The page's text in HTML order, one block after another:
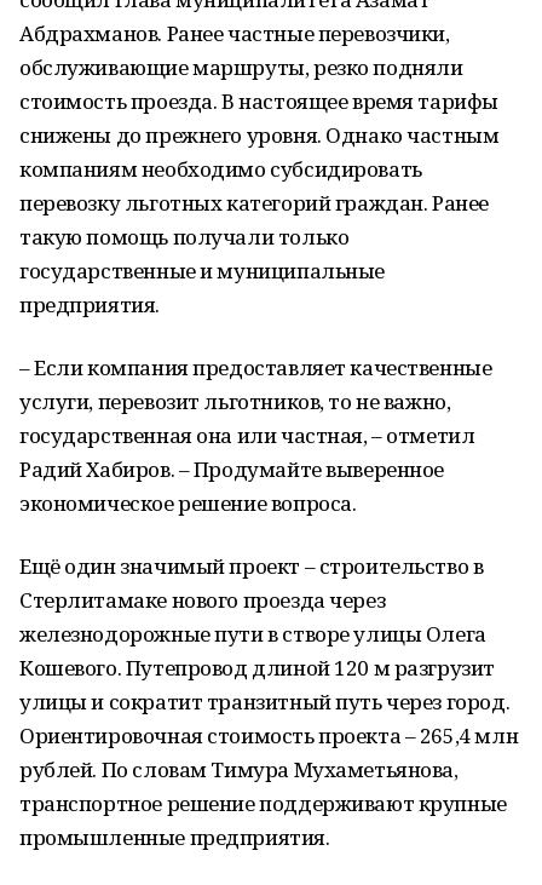
Абдрахманов. Ранее частные перевозчики,
обслуживающие маршруты, резко подняли
стоимость проезда. В настоящее время тарифы
снижены до прежнего уровня. Однако частным
компаниям необходимо субсидировать
перевозку льготных категорий граждан. Ранее
такую помощь получали только
государственные и муниципальные
предприятия.
– Если компания предоставляет качественные
услуги, перевозит льготников, то не важно,
государственная она или частная, – отметил
Радий Хабиров. – Продумайте выверенное
экономическое решение вопроса.
Ещё один значимый проект – строительство в
Стерлитамаке нового проезда через
железнодорожные пути в створе улицы Олега
Кошевого. Путепровод длиной 120 м разгрузит
улицы и сократит транзитный путь через город.
Ориентировочная стоимость проекта – 265,4 млн
рублей. По словам Тимура Мухаметьянова,
транспортное решение поддерживают крупные
промышленные предприятия.